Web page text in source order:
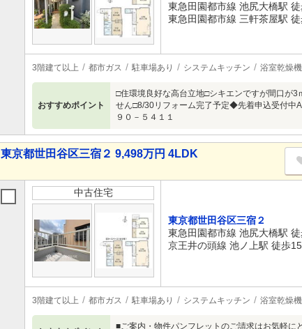
東急田園都市線 池尻大橋駅
東急田園都市線 三軒茶屋駅
3階建て以上 都市ガス 駐車場あり システムキッチン 浴室乾燥機
おすすめポイント
□住環境良好な高台立地□シキエンですが間口が
せん□8/30リフォーム完了予定◆先着申込受付
９０－５４１１
東京都世田谷区三宿２ 9,498万円 4LDK
中古住宅
東京都世田谷区三宿２
東急田園都市線 池尻大橋駅
京王井の頭線 池ノ上駅 徒歩
3階建て以上 都市ガス 駐車場あり システムキッチン 浴室乾燥機
■ご案内・物件パンフレットのご請求はお気軽